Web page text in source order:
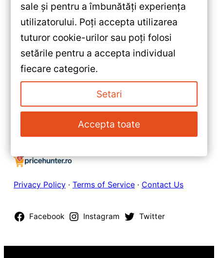
«Navigatie Auto Teyes CC2 Plus
Renault Trafic 2 2001-2014
6+128GB 10.2″ QLED —
Recenzie Detaliată, Testare &
Recomandări
Navigatie Auto Teyes CC3
Mercedes‑Benz Sprinter
2006‑2018 6+128GB, QLED 9″
— Recenzie Detaliată, Testare &
Recomandări
Privacy Policy · Terms of Service · Contact Us
Facebook Instagram Twitter
sale și pentru a îmbunătăți experiența
utilizatorului. Poți accepta utilizarea
tuturor cookie-urilor sau poți folosi
setările pentru a accepta individual
fiecare categorie.
Setari
Accepta toate